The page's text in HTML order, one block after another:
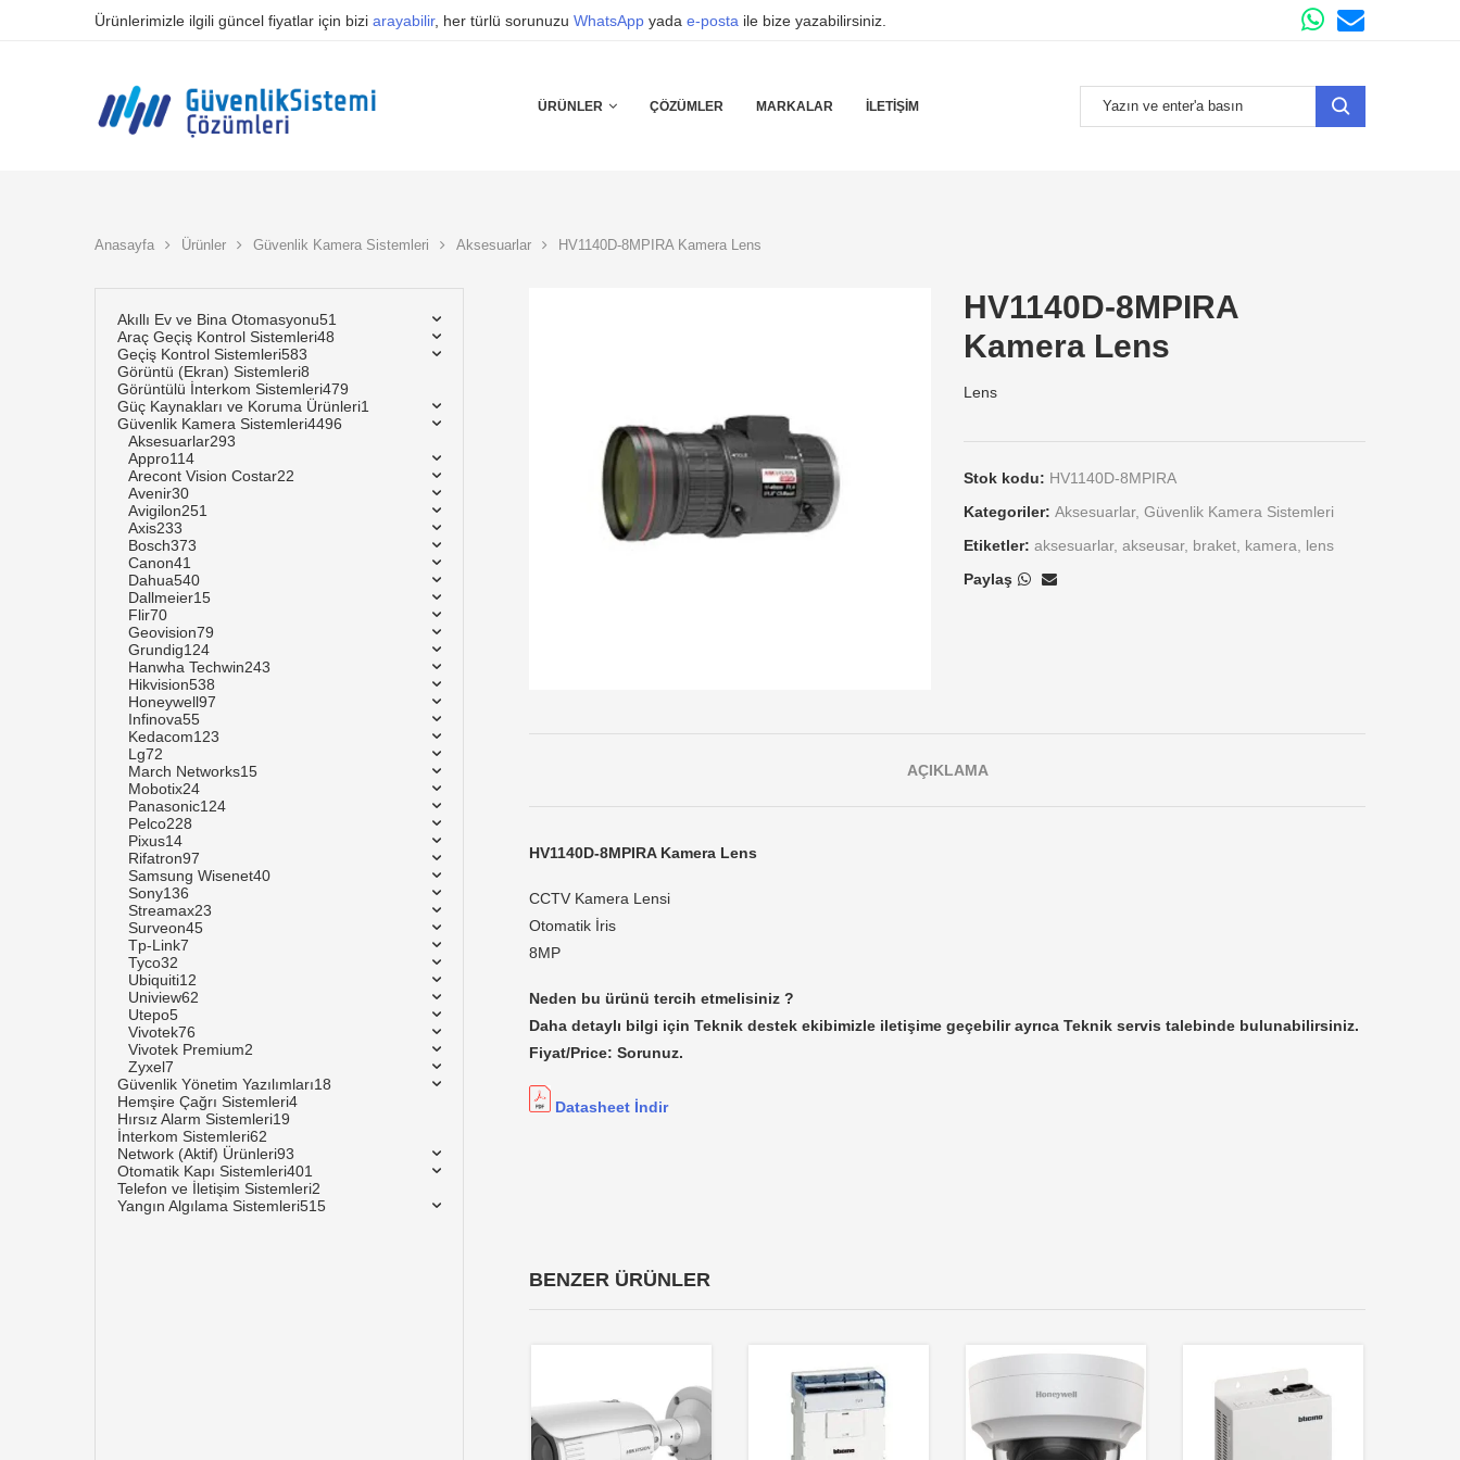
Ürünlerimizle ilgili güncel fiyatlar için bizi arayabilir, her türlü sorunuzu WhatsApp yada e-posta ile bize yazabilirsiniz.
ÜRÜNLER ÇÖZÜMLER MARKALAR İLETIŞIM
Anasayfa Ürünler Güvenlik Kamera Sistemleri Aksesuarlar HV1140D-8MPIRA Kamera Lens
HV1140D-8MPIRA
Kamera Lens
Lens
Stok kodu: HV1140D-8MPIRA
Kategoriler: Aksesuarlar, Güvenlik Kamera Sistemleri
Etiketler: aksesuarlar, akseusar, braket kamera
lens
Paylaş
AÇIKLAMA
HV1140D-8MPIRAKamera Lens
CCTV Kamera Lensi
Otomatik İris
8MP
Neden bu ürünü tercih etmelisiniz ?
Daha detaylı bilgi için Teknik destek ekibimizle iletişime geçebilir ayrıca Teknik servis talebinde bulunabilirsiniz.
Fiyat/Price: Sorunuz.
Datasheet İndir
BENZER ÜRÜNLER
Akıllı Ev ve Bina Otomasyonu51
Araç Geçiş Kontrol Sistemleri48
Geçiş Kontrol Sistemleri583
Görüntü (Ekran) Sistemleri8
Görüntülü İnterkom Sistemleri479
Güç Kaynakları ve Koruma Ürünleri1
Güvenlik Kamera Sistemleri4496
Aksesuarlar293
Appro114
Arecont Vision Costar22
Avenir30
Avigilon251
Axis233
Bosch373
Canon41
Dahua540
Dallmeier15
Flir70
Geovision79
Grundig124
Hanwha Techwin243
Hikvision538
Honeywell97
Infinova55
Kedacom123
Lg72
March Networks15
Mobotix24
Panasonic124
Pelco228
Pixus14
Rifatron97
Samsung Wisenet40
Sony136
Streamax23
Surveon45
Tp-Link7
Tyco32
Ubiquiti12
Uniview62
Utepo5
Vivotek76
Vivotek Premium2
Zyxel7
Güvenlik Yönetim Yazılımları18
Hemşire Çağrı Sistemleri4
Hırsız Alarm Sistemleri19
İnterkom Sistemleri62
Network (Aktif) Ürünleri93
Otomatik Kapı Sistemleri401
Telefon ve İletişim Sistemleri2
Yangın Algılama Sistemleri515